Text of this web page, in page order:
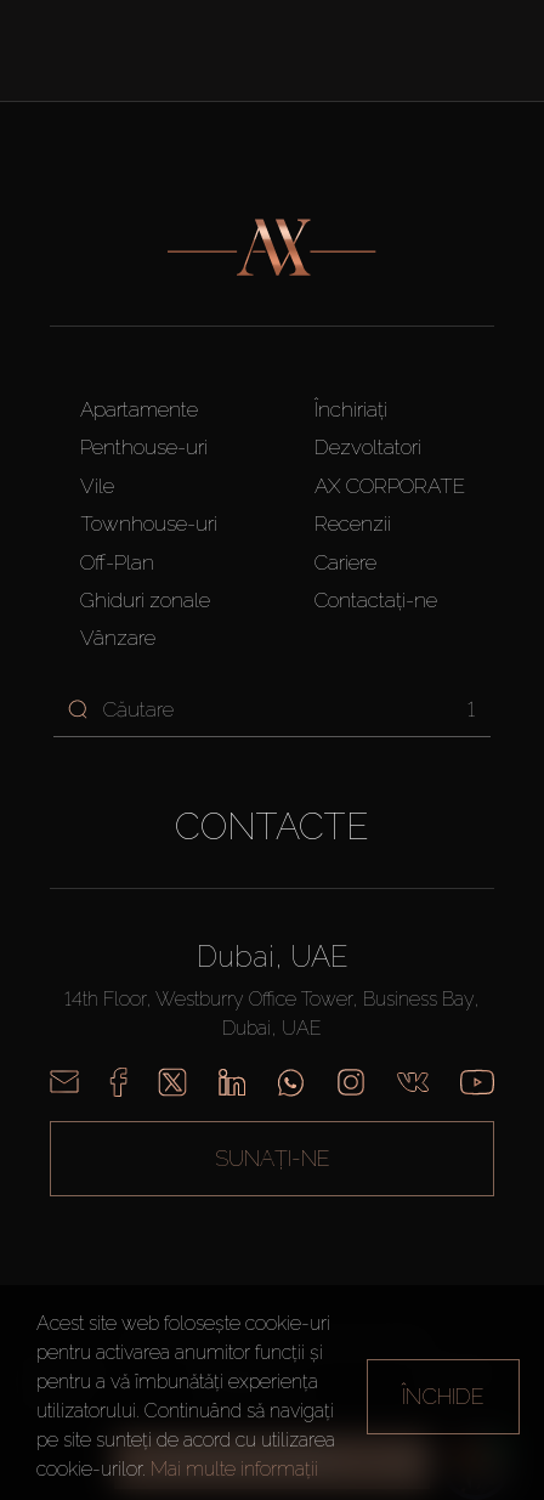
TOATE FILTRELE
Apartamente
Penthouse-uri
Vile
Townhouse-uri
Off-Plan
Ghiduri zonale
Vânzare
Închiriați
Dezvoltatori
AX CORPORATE
Recenzii
Cariere
Contactați-ne
1
CONTACTE
Dubai, UAE
14th Floor, Westburry Office Tower, Business Bay,
Dubai, UAE
SUNAȚI-NE
AX CAPITAL ©2026 Toate drepturile rezervate
Termeni de
utilizare
Politica de
Confidențialitate
ului
Acest site web folosește cookie-uri
pentru activarea anumitor funcții și
pentru a vă îmbunătăți experiența
utilizatorului. Continuând să navigați
pe site sunteți de acord cu utilizarea
cookie-urilor. Mai multe informații
ÎNCHIDE